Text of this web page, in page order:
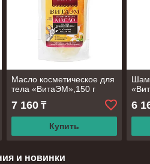
Масло косметическое для
тела «ВитаЭМ»,150 г
7 160₸
Купить
6
и новинки